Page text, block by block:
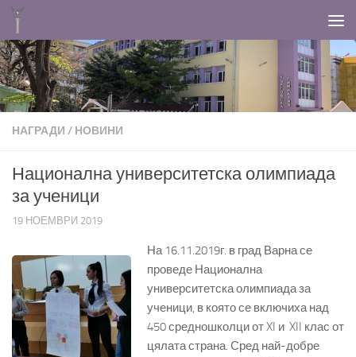
НАГРАДИ / НОВИНИ
Национална университетска олимпиада
за ученици
19 НОЕМВРИ 2019
На 16.11.2019г. в град Варна се
проведе Национална
университетска олимпиада за
ученици, в която се включиха над
450 средношколци от XI и XII клас от
цялата страна. Сред най-добре